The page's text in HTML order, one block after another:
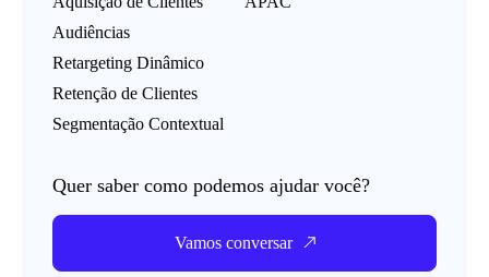
Audiências
Retargeting Dinâmico
Retenção de Clientes
Segmentação Contextual
Quer saber como podemos ajudar você?
Vamos conversar